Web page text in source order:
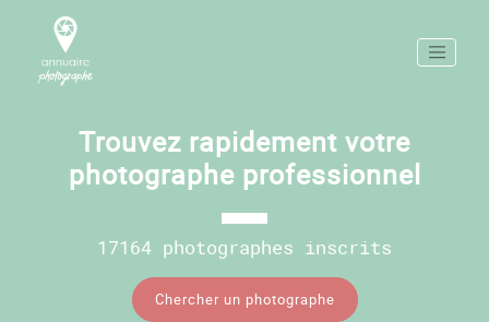
Trouvez rapidement votre
photographe professionnel
17164 photographes inscrits
Chercher un photographe